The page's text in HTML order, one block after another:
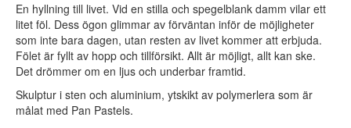
En hyllning till livet. Vid en stilla och spegelblank damm vilar ett
litet föl. Dess ögon glimmar av förväntan inför de möjligheter
som inte bara dagen, utan resten av livet kommer att erbjuda.
Fölet är fyllt av hopp och tillförsikt. Allt är möjligt, allt kan ske.
Det drömmer om en ljus och underbar framtid.
Skulptur i sten och aluminium, ytskikt av polymerlera som är
målat med Pan Pastels.